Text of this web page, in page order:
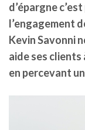
d’épargne
l’engagement
Kevin Savonni
aide ses
en percevant